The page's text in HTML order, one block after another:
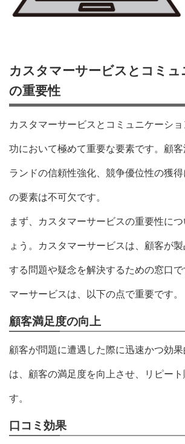
カスタマーサービスとコミュ
の重要性
カスタマーサービスとコミュニケーシ
功において極めて重要な要素です。顧
ランドの信頼性強化、競争優位性の獲
の要素は不可欠です。
まず、カスタマーサービスの重要性に
ょう。カスタマーサービスは、顧客が
する問題や疑念を解決するための窓口
マーサービスは、以下の点で重要です。
顧客満足度の向上
顧客が問題に遭遇した際に迅速かつ効
は、顧客の満足度を向上させ、リピート
す。
口コミ効果